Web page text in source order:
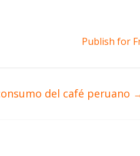
Publish for
del café peruano